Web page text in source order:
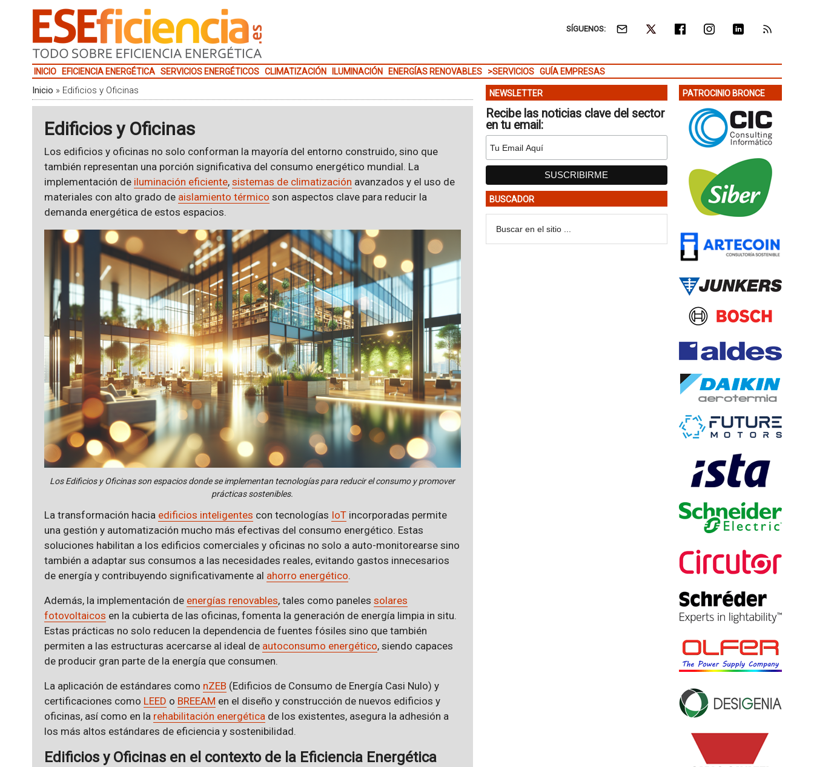
SÍGUENOS:
INICIO EFICIENCIA ENERGÉTICA SERVICIOS ENERGÉTICOS CLIMATIZACIÓN ILUMINACIÓN ENERGÍAS RENOVABLES >SERVICIOS GUÍA EMPRESAS
Inicio » Edificios y Oficinas
Edificios y Oficinas
Los edificios y oficinas no solo conforman la mayoría del entorno construido, sino que
también representan una porción significativa del consumo energético mundial. La
implementación de iluminación eficiente, sistemas de climatización avanzados y el uso de
materiales con alto grado de aislamiento térmico son aspectos clave para reducir la
demanda energética de estos espacios.
Los Edificios y Oficinas son espacios donde se implementan tecnologías para reducir el consumo y promover
prácticas sostenibles.
La transformación hacia edificios inteligentes con tecnologías IoTincorporadas permite
una gestión y automatización mucho más efectivas del consumo energético. Estas
soluciones habilitan a los edificios comerciales y oficinas no solo a auto-monitorearse sino
también a adaptar sus consumos a las necesidades reales, evitando gastos innecesarios
de energía y contribuyendo significativamente al ahorro energético.
Además, la implementación de energías renovables, tales como paneles solares
fotovoltaicos en la cubierta de las oficinas, fomenta la generación de energía limpia in situ.
Estas prácticas no solo reducen la dependencia de fuentes fósiles sino que también
permiten a las estructuras acercarse al ideal de autoconsumo energético, siendo capaces
de producir gran parte de la energía que consumen.
La aplicación de estándares como nZEB (Edificios de Consumo de Energía Casi Nulo) y
certificaciones como LEED o BREEAM en el diseño y construcción de nuevos edificios y
oficinas, así como en la rehabilitación energéticade los existentes, asegura la adhesión a
los más altos estándares de eficiencia y sostenibilidad.
Edificios y Oficinas en el contexto de la Eficiencia Energética
NEWSLETTER
Recibe las noticias clave del sector
en tu email:
BUSCADOR
PATROCINIO BRONCE